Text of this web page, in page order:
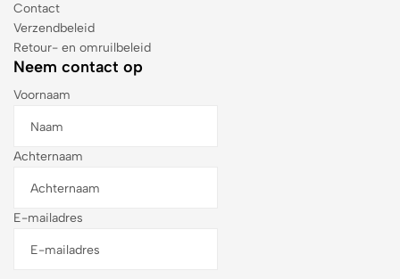
Contact
Verzendbeleid
Retour- en omruilbeleid
Neem contact op
Voornaam
Achternaam
E-mailadres